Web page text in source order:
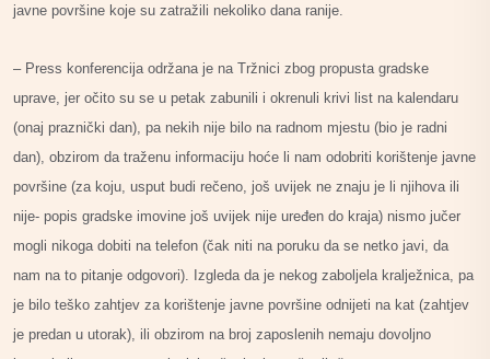
javne površine koje su zatražili nekoliko dana ranije.
– Press konferencija održana je na Tržnici zbog propusta gradske
uprave, jer očito su se u petak zabunili i okrenuli krivi list na kalendaru
(onaj praznički dan), pa nekih nije bilo na radnom mjestu (bio je radni
dan), obzirom da traženu informaciju hoće li nam odobriti korištenje javne
površine (za koju, usput budi rečeno, još uvijek ne znaju je li njihova ili
nije- popis gradske imovine još uvijek nije uređen do kraja) nismo jučer
mogli nikoga dobiti na telefon (čak niti na poruku da se netko javi, da
nam na to pitanje odgovori). Izgleda da je nekog zaboljela kralježnica, pa
je bilo teško zahtjev za korištenje javne površine odnijeti na kat (zahtjev
je predan u utorak), ili obzirom na broj zaposlenih nemaju dovoljno